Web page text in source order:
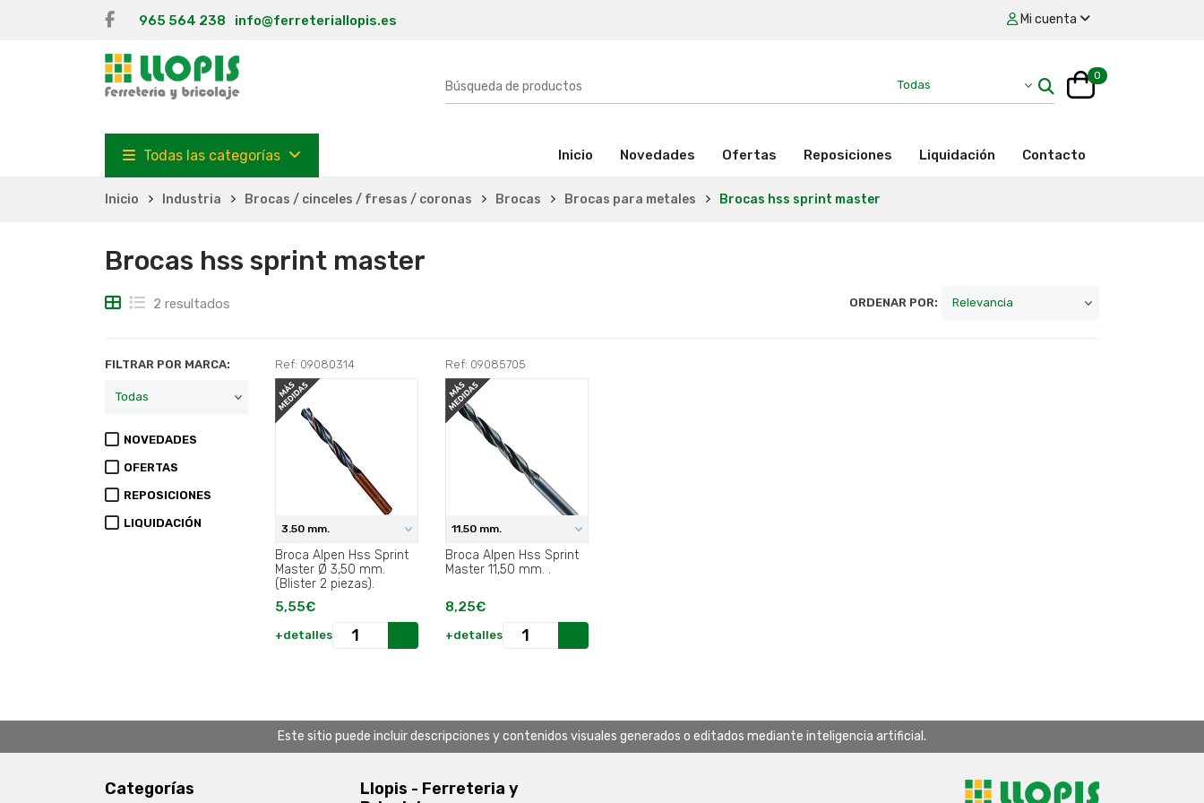
965 564 238 info@ferreteriallopis.es Mi cuenta
0
Todas las categorías Inicio (activo)Novedades Ofertas Reposiciones Liquidación Contacto
Inicio Industria Brocas / cinceles / fresas / coronas Brocas Brocas para metales Brocas hss sprint master
Brocas hss sprint master
2 resultados ORDENAR POR:
FILTRAR POR MARCA:
NOVEDADES
OFERTAS
REPOSICIONES
LIQUIDACIÓN
Ref: 09080314
3.50 mm.
Broca Alpen Hss Sprint
Master Ø 3,50 mm.
(Blister 2 piezas).
5,55€
+detalles
Ref: 09085705
11.50 mm.
Broca Alpen Hss Sprint
Master 11,50 mm. .
8,25€
+detalles
Este sitio puede incluir descripciones y contenidos visuales generados o editados mediante inteligencia artificial.
Categorías
Llopis - Ferreteria y